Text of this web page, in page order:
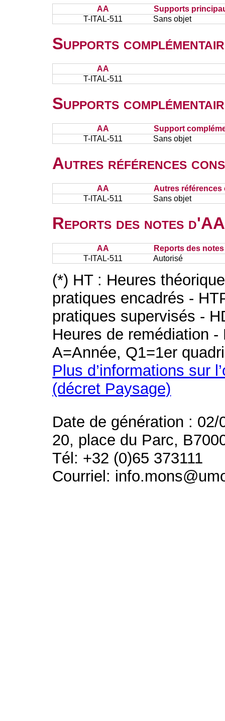
AA
Supports
T-ITAL-511
Sans objet
Supports
AA
T-ITAL-511
Supports
AA
Support
T-ITAL-511
Sans objet
Autres références
AA
Autres références
T-ITAL-511
Sans objet
Reports des notes
AA
Reports des
T-ITAL-511
Autorisé
(*) HT : Heures
pratiques encadrés -
pratiques supervisés -
Heures de remédiation
A=Année, Q1=1er
Plus d’informations sur
(décret Paysage)
Date de génération : 02/
20, place du Parc,
Tél: +32 (0)65 373111
Courriel: